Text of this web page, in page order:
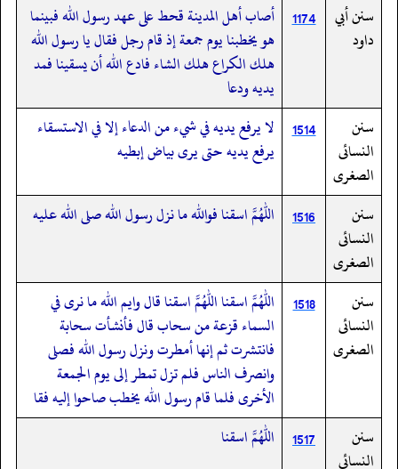
سنن أبي
داود
1174
أصاب أهل المدينة قحط على عهد رسول الله فبينما
هو يخطبنا يوم جمعة إذ قام رجل فقال يا رسول الله
هلك الكراع هلك الشاء فادع الله أن يسقينا فمد
يديه ودعا
سنن
النسائى
الصغرى
1514
لا يرفع يديه في شيء من الدعاء إلا في الاستسقاء
يرفع يديه حتى يرى بياض إبطيه
سنن
النسائى
الصغرى
1516 اللهم اسقنا فوالله ما نزل رسول الله صلى الله عليه
سنن
النسائى
الصغرى
1518
اللهم اسقنا اللهم اسقنا قال وايم الله ما نرى في
السماء قزعة من سحاب قال فأنشأت سحابة
فانتشرت ثم إنها أمطرت ونزل رسول الله فصلى
وانصرف الناس فلم تزل تمطر إلى يوم الجمعة
الأخرى فلما قام رسول الله يخطب صاحوا إليه فقا
سنن
النسائى
1517 اللهم اسقنا